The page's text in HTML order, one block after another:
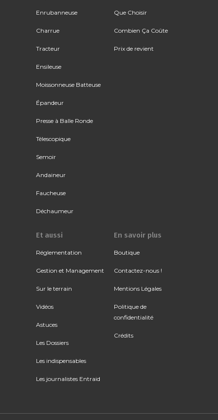
Enrubanneuse
Charrue
Tracteur
Ensileuse
Moissonneuse Batteuse
Épandeur
Presse à Balle Ronde
Télescopique
Semoir
Andaineur
Faucheuse
Déchaumeur
Que Choisir
Combien Ça Coûte
Prix de revient
Et aussi
Réglementation
Gestion et Management
Sur le terrain
Vidéos
Astuces
Les Dossiers
Les indispensables
Les journalistes Entraid
En savoir plus
Boutique
Contactez-nous !
Mentions Légales
Politique de
confidentialité
Crédits